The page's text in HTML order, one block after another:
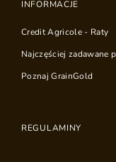
INFORMACJE
Credit Agricole - Raty
Najczęściej zadawane
Poznaj GrainGold
REGULAMINY